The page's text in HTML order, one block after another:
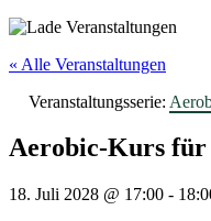
« Alle Veranstaltungen
Veranstaltungsserie:
Aerobic-Kurs für
18. Juli 2028 @ 17:00 -